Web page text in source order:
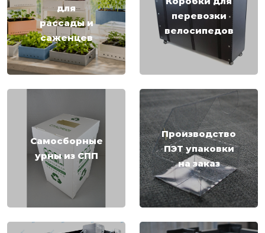
для
рассады и
саженцев
перевозки
велосипедов
Самосборные
урны из СПП
Производство
ПЭТ упаковки
на заказ